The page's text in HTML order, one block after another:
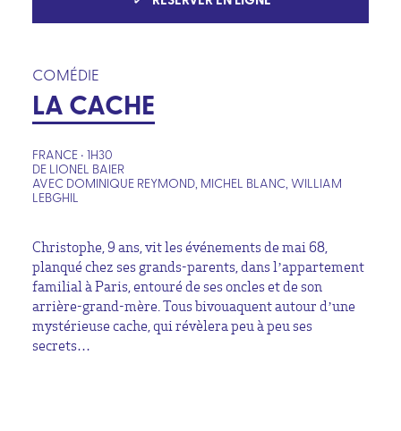
COMÉDIE
LA CACHE
FRANCE • 1H30
DE LIONEL BAIER
AVEC DOMINIQUE REYMOND, MICHEL BLANC, WILLIAM
LEBGHIL
Christophe, 9 ans, vit les événements de mai 68,
planqué chez ses grands-parents, dans l’appartement
familial à Paris, entouré de ses oncles et de son
arrière-grand-mère. Tous bivouaquent autour d’une
mystérieuse cache, qui révèlera peu à peu ses
secrets…